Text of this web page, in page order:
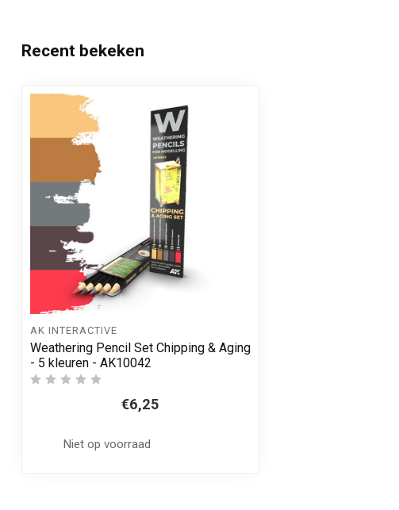
Recent bekeken
AK INTERACTIVE
Weathering Pencil Set Chipping & Aging
- 5 kleuren - AK10042
€6,25
Niet op voorraad